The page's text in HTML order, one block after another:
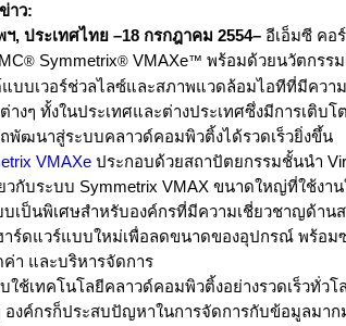
าว:
ฯ, ประเทศไทย –18 กรกฎาคม 2554– อีเอ็มซี คอ
® Symmetrix® VMAXe™ พร้อมด้วยนวัตกรร
บบเวอร์ช่วลไลซ์และสภาพแวดล้อมไอทีที่มีควา
างๆ ทั้งในประเทศและต่างประเทศซึ่งมีการเติบโ
ถพัฒนาสู่ระบบคลาวด์คอมพิวติ้งได้รวดเร็วยิ่งขึ้น
VMAXe ประกอบด้วยสถาปัตยกรรมชั้นนำ
วกับระบบ Symmetrix VMAX ขนาดใหญ่ที่ใช้งาน
เป็นพิเศษสำหรับองค์กรที่มีความเชี่ยวชาญด้าน
ร์ดแวร์แบบใหม่เพื่อลดขนาดของอุปกรณ์ พร้อม
า และบริหารจัดการ
ใช้เทคโนโลยีคลาวด์คอมพิวติ้งอย่างรวดเร็วทั่วโ
องค์กรก็ประสบปัญหาในการจัดการกับข้อมูลมาก